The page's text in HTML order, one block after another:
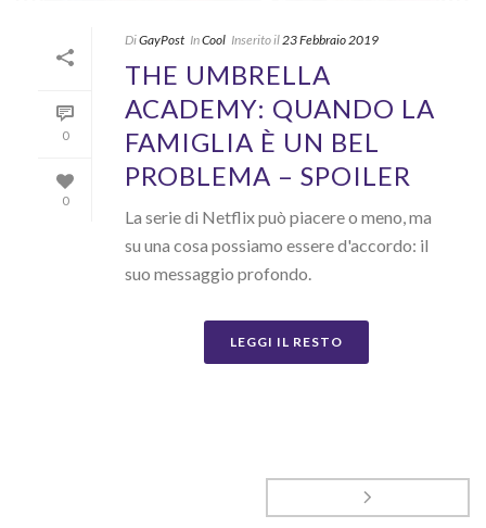
0
0
DiGayPost InCool Inserito il 23 Febbraio 2019
THE UMBRELLA
ACADEMY: QUANDO LA
FAMIGLIA È UN BEL
PROBLEMA – SPOILER
La serie di Netflix può piacere o meno, ma
su una cosa possiamo essere d'accordo: il
suo messaggio profondo.
LEGGI IL RESTO